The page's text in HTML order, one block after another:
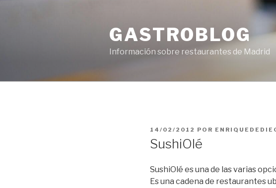
GASTROBLOG
Información sobre restaurantes de Madrid
PUBLICADO
14/02/2012 POR
SushiOlé
SushiOlé es una de las varias
Es una cadena de restaurantes